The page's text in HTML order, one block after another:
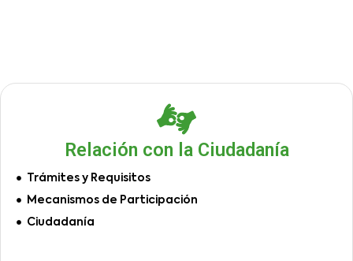
Relación con la Ciudadanía
Trámites y Requisitos
Mecanismos de Participación
Ciudadanía